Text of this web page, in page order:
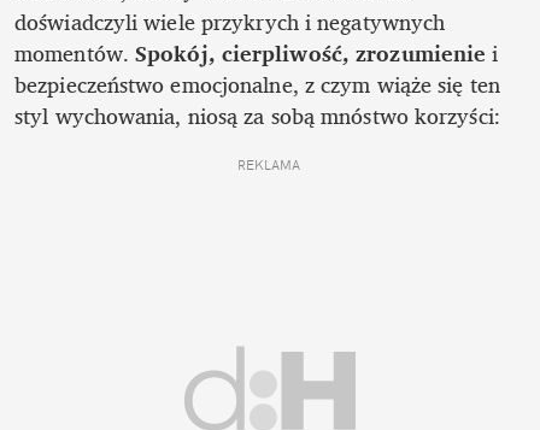
doświadczyli wiele przykrych i negatywnych
momentów. Spokój, cierpliwość, zrozumienie i
bezpieczeństwo emocjonalne, z czym wiąże się ten
styl wychowania, niosą za sobą mnóstwo korzyści:
REKLAMA